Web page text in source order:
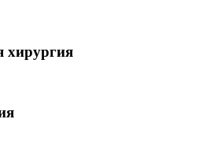
хирургия